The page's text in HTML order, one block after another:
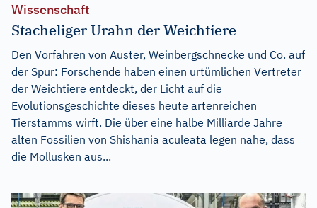
Wissenschaft
Stacheliger Urahn der Weichtiere
Den Vorfahren von Auster, Weinbergschnecke und Co. auf
der Spur: Forschende haben einen urtümlichen Vertreter
der Weichtiere entdeckt, der Licht auf die
Evolutionsgeschichte dieses heute artenreichen
Tierstamms wirft. Die über eine halbe Milliarde Jahre
alten Fossilien von Shishania aculeata legen nahe, dass
die Mollusken aus...